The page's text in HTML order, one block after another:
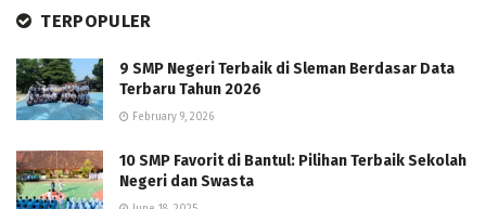
TERPOPULER
9 SMP Negeri Terbaik di Sleman Berdasar Data
Terbaru Tahun 2026
February 9, 2026
10 SMP Favorit di Bantul: Pilihan Terbaik Sekolah
Negeri dan Swasta